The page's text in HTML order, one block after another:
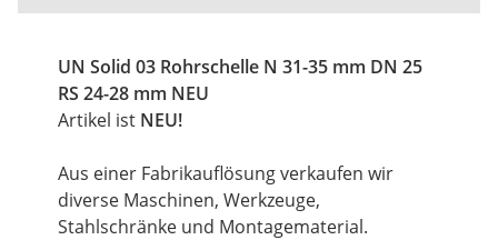
UN Solid 03 Rohrschelle N 31-35 mm DN 25
RS 24-28 mm NEU
Artikel ist NEU!
Aus einer Fabrikauflösung verkaufen wir
diverse Maschinen, Werkzeuge,
Stahlschränke und Montagematerial.